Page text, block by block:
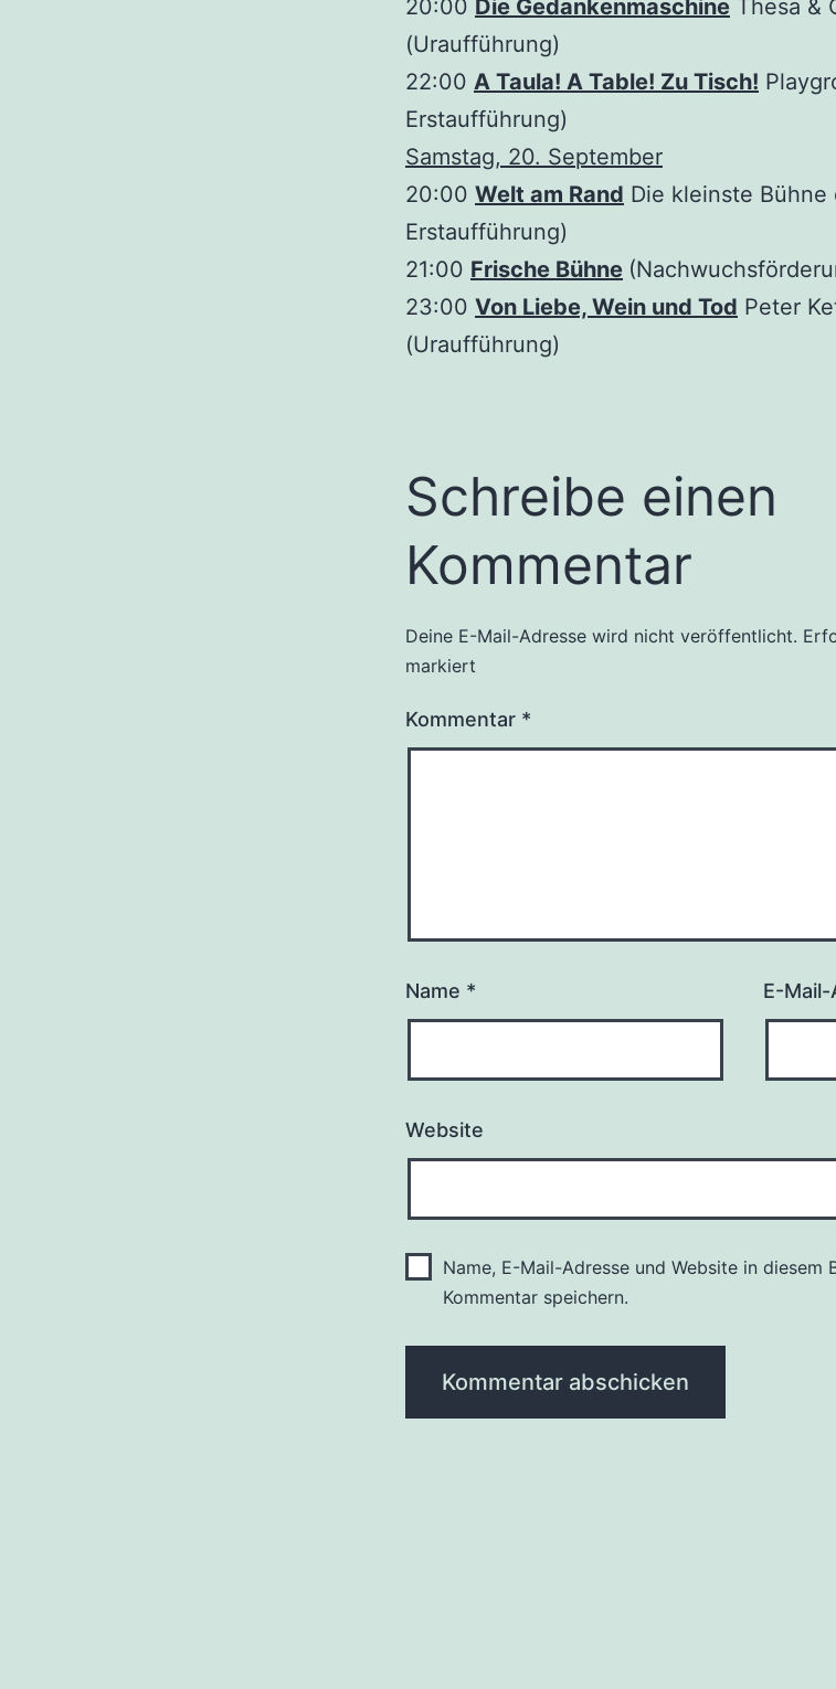
20:00 Die Gedankenmaschine Thesa &
(Uraufführung)
22:00 A Taula! A Table! Zu Tisch!
Erstaufführung)
Samstag, 20. September
20:00 Welt am Rand Die kleinste Bühne
Erstaufführung)
21:00 Frische Bühne
23:00 Von Liebe, Wein und Tod Peter
(Uraufführung)
Schreibe einen
Kommentar
Deine E-Mail-Adresse wird nicht veröffentlicht.
markiert
Kommentar *
Name * E-
Website
Name, E-Mail-Adresse und Website in diesem
Kommentar speichern.